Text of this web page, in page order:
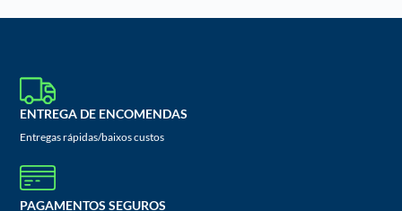
ENTREGA DE ENCOMENDAS
Entregas rápidas/baixos custos
PAGAMENTOS SEGUROS